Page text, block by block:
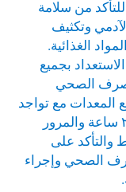
٢٤ ساعة يوميًّا للتأكد من سلامة
وتكثيف
الغذائية.
بجميع
الصحي
المعدات مع تواجد
نوبتجية خلال فترة العيد وعلى مدار الـ ٢٤ ساعة والمرور
والتأكد على
الصحي وإجراء